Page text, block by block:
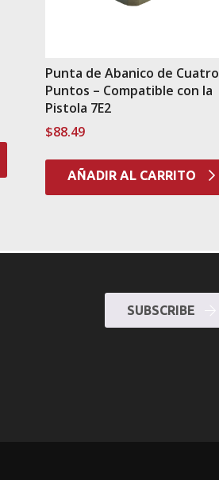
Punta de Abanico de Cuatro
Puntos – Compatible con la
Pistola 7E2
$88.49
AÑADIR AL CARRITO
SUBSCRIBE